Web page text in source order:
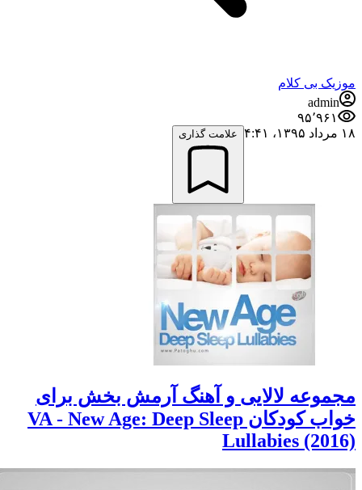
بی کلام
admin
۹۵٬۹۶۱
۱۳۹۵،‏ ۴:۴۱
علامت گذاری
لالایی و آهنگ آرمش بخش برای
خواب کودکان VA - New Age: Deep Sleep
Lullabies